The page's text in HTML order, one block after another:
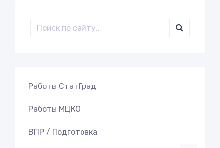
Работы СтатГрад
Работы МЦКО
ВПР / Подготовка